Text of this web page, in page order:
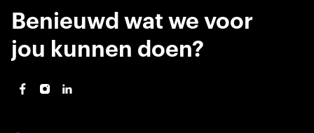
Benieuwd wat we voor
jou kunnen doen?